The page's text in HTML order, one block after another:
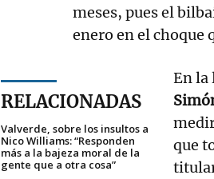
meses, pues el
enero en el choque
RELACIONADAS
Valverde, sobre los insultos a
Nico Williams: “Responden
más a la bajeza moral de la
gente que a otra cosa”
En la
que